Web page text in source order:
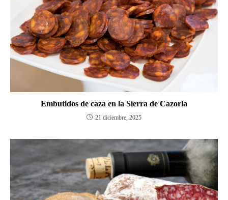
Embutidos de caza en la Sierra de Cazorla
21 diciembre, 2025